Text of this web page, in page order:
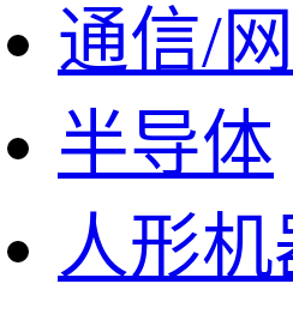
通信/
半导体
人形机